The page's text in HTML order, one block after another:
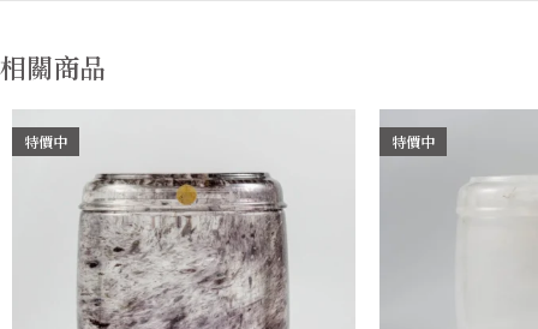
相關商品
特價中 特價中